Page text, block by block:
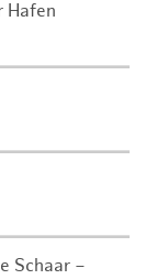
Hafen
Schaar –